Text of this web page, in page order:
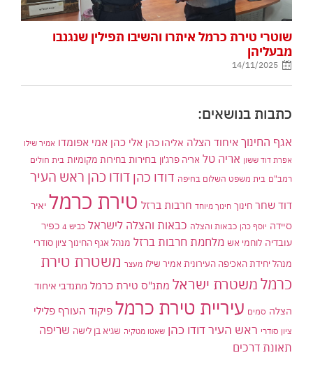
שוטרי טירת כרמל איתרו והשיבו תפילין שנגנבו
מבעליהן
14/11/2025
כתבות בנושאים:
אגף החינוך איחוד הצלה אליהו כהן אלי כהן אמי אפומדו אמיר שילו
אפרת דוד ששון אריה טל אריה פרג'ון בחירות בחירות מקומיות בית חולים
רמב"ם בית משפט השלום בחיפה דודו כהן דודו כהן ראש העיר
דוד שחר חינוך חינוך מיוחד חרבות ברזל טירת כרמל יאיר
סיידה יוסף כהן כבאות והצלה כבאות והצלה לישראל כביש 4
כפיר
עובדיה לוחמי אש מלחמת חרבות ברזל מנהל אגף החינוך ציון סודרי
מנהל יחידת האכיפה העירונית אמיר שילו מעצר משטרת טירת
כרמלמשטרת ישראל מתנ"ס טירת כרמל מתנדבי איחוד
הצלה סמים עיריית טירת כרמל פיקוד העורף פלילי
ציון סודרי ראש העיר דודו כהן שאטו מטקיה שגיא בן לישה שריפה
תאונת דרכים